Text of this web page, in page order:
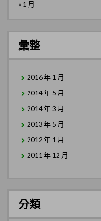
« 1 月
彙整
2016 年 1 月
2014 年 5 月
2014 年 3 月
2013 年 5 月
2012 年 1 月
2011 年 12 月
分類